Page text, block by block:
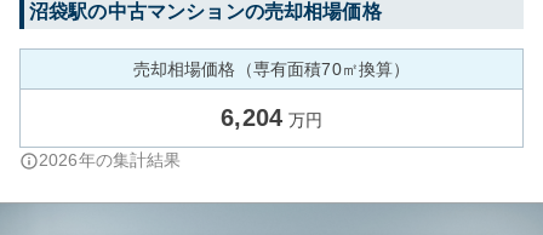
沼袋駅の中古マンションの売却相場価格
売却相場価格（専有面積70㎡換算）
6,204 万円
2026年の集計結果